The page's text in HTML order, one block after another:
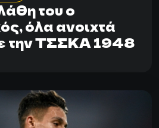
του ο
όλα ανοιχτά
την ΤΣΣΚΑ 1948